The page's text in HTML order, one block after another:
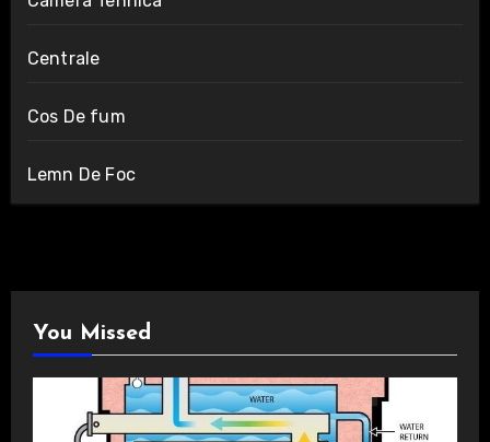
Centrale
Cos De fum
Lemn De Foc
You Missed